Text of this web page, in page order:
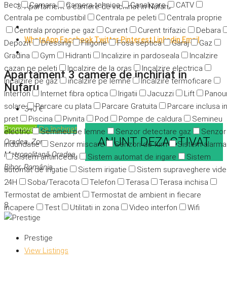
Beci
Camara Camera tehnica Canalizare
CATV
Centrala pe combustibil
Centrala pe peleti
Centrala proprie
Centrala proprie pe gaz
Curent Curent trifazic
Debara
Depozit
Dressing Filigorie Fosa septica Garaj
Gaz
Gradina
Gym Hidranti Incalizire in pardoseala
Incalzire
cazan pe peleti
Incalzire de la oras
Incalzire electrica
Incalzire pe gaz
incalzire pe lemne
Incalzire termoficare
Interfon
Internet fibra optica Irigatii Jacuzzi Lift
solare
Parcare cu plata Parcare Gratuita
Parcare inclusa in
pret
Piscina Pivnita Pod Pompe de caldura
Semineu
electric
Semineu pe lemne Senzor detectare gaz
Senzor
indundatie
Senzor miscare Senzori de fum
Sistem alarma
Sistem antiincediu
Sistem automat de irigare
Sistem
automat de irigatie
Sistem irigatie
Sistem supraveghere
24H
Soba/Teracota Telefon Terasa
Terasa inchisa
Termostat de ambient
Termostat de ambient in fiecare
incapere
Test Utilitati in zona Video interfon Wifi
Apartament 3 camere de inchiriat in Nufaru
WhatsApp Facebook TwitterPinterest Linkedin Email
Apartament 3 camere de inchiriat in
Nufaru
340 €
PromovatDe închiriat
ANUNT DEZACTIVAT
Oradea, Zona
Metropolitană Oradea,
Bihor, România
8
Prestige
View Listings